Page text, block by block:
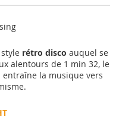
rétro disco auquel se
alentours de 1 min 32, le
entraîne la musique vers